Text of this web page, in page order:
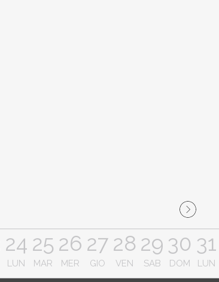
24
LUN
25
MAR
26
MER
27
GIO
28
VEN
29
SAB
30
DOM
31
LUN